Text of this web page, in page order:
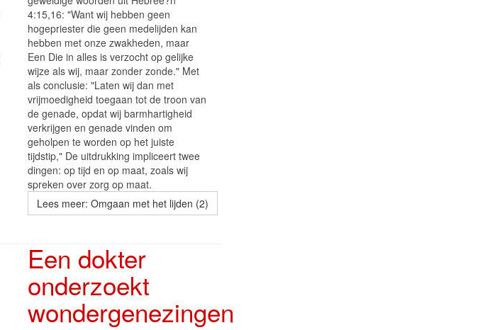
4:15,16: "Want wij hebben geen
hogepriester die geen medelijden kan
hebben met onze zwakheden, maar
Een Die in alles is verzocht op gelijke
wijze als wij, maar zonder zonde." Met
als conclusie: "Laten wij dan met
vrijmoedigheid toegaan tot de troon van
de genade, opdat wij barmhartigheid
verkrijgen en genade vinden om
geholpen te worden op het juiste
tijdstip," De uitdrukking impliceert twee
dingen: op tijd en op maat, zoals wij
spreken over zorg op maat.
Lees meer: Omgaan met het lijden (2)
Een dokter
onderzoekt
wondergenezingen